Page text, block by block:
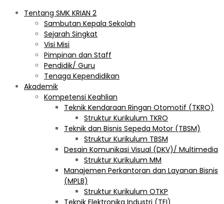
Tentang SMK KRIAN 2
Sambutan Kepala Sekolah
Sejarah Singkat
Visi Misi
Pimpinan dan Staff
Pendidik/ Guru
Tenaga Kependidikan
Akademik
Kompetensi Keahlian
Teknik Kendaraan Ringan Otomotif (TKRO)
Struktur Kurikulum TKRO
Teknik dan Bisnis Sepeda Motor (TBSM)
Struktur Kurikulum TBSM
Desain Komunikasi Visual (DKV)/ Multimedia
Struktur Kurikulum MM
Manajemen Perkantoran dan Layanan Bisnis
(MPLB)
Struktur Kurikulum OTKP
Teknik Elektronika Industri (TEI)